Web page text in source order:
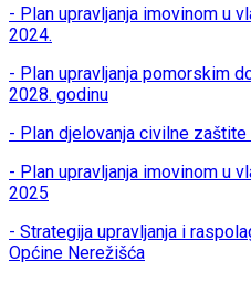
- Plan upravljanja imovinom u
2024.
- Plan upravljanja pomorskim
2028. godinu
- Plan djelovanja civilne zaštite
- Plan upravljanja imovinom u
2025
- Strategija upravljanja i
Općine Nerežišća